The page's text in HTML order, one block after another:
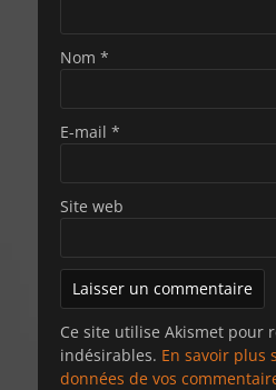
Nom *
E-mail *
Site web
Ce site utilise Akismet pour
indésirables. En savoir plus
données de vos